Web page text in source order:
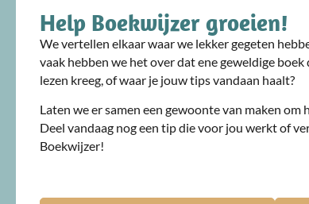
Help Boekwijzer groeien!
We vertellen elkaar waar we lekker gegeten
vaak hebben we het over dat ene geweldige
lezen kreeg, of waar je jouw tips vandaan haalt?
Laten we er samen een gewoonte van maken
Deel vandaag nog een tip die voor jou werkt of
Boekwijzer!